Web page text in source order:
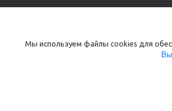
Мы используем файлы cookies для